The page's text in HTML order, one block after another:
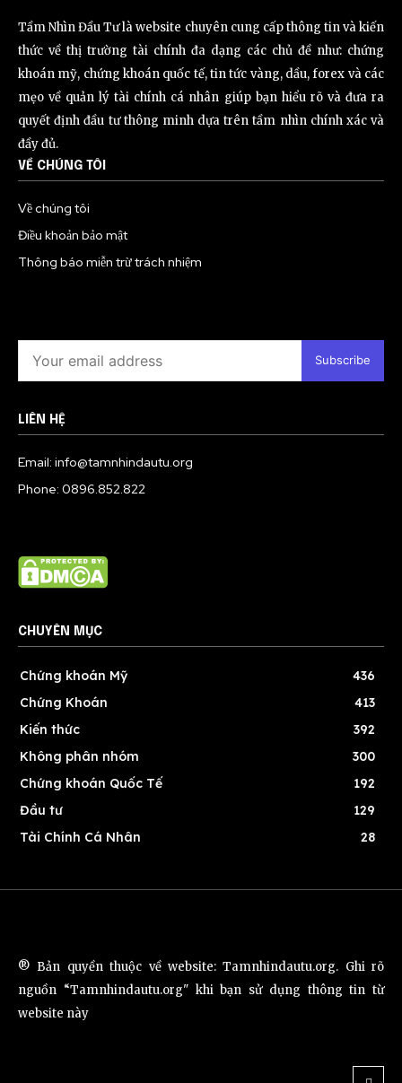
Tầm Nhìn Đầu Tư là website chuyên cung cấp thông tin và kiến
thức về thị trường tài chính đa dạng các chủ đề như: chứng
khoán mỹ, chứng khoán quốc tế, tin tức vàng, dầu, forex và các
mẹo về quản lý tài chính cá nhân giúp bạn hiểu rõ và đưa ra
quyết định đầu tư thông minh dựa trên tầm nhìn chính xác và
đầy đủ.
VỀ CHÚNG TÔI
Về chúng tôi
Điều khoản bảo mật
Thông báo miễn trừ trách nhiệm
Subscribe
LIÊN HỆ
Email: info@tamnhindautu.org
Phone: 0896.852.822
CHUYÊN MỤC
Chứng khoán Mỹ
436
Chứng Khoán
413
Kiến thức
392
Không phân nhóm
300
Chứng khoán Quốc Tế
192
Đầu tư
129
Tài Chính Cá Nhân
28
® Bản quyền thuộc về website: Tamnhindautu.org. Ghi rõ
nguồn “Tamnhindautu.org" khi bạn sử dụng thông tin từ
website này